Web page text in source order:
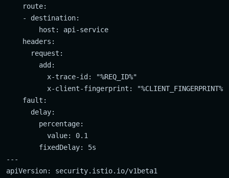
    route:
    - destination:
        host: api-service
    headers:
      request:
        add:
          x-trace-id: "%REQ_ID%"
          x-client-fingerprint: "%CLIENT_FINGERPRINT%"
    fault:
      delay:
        percentage:
          value: 0.1
        fixedDelay: 5s
---
apiVersion: security.istio.io/v1beta1